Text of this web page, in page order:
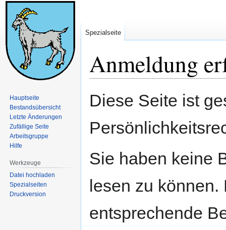
Anmeldung
Navigation
Suche
Diese Seite ist
Sie haben keine
lesen zu
entsprechende
Spezialseite
Hauptseite
Bestandsübersicht
Letzte Änderungen
Zufällige Seite
Arbeitsgruppe
Hilfe
Werkzeuge
Datei hochladen
Spezialseiten
Druckversion